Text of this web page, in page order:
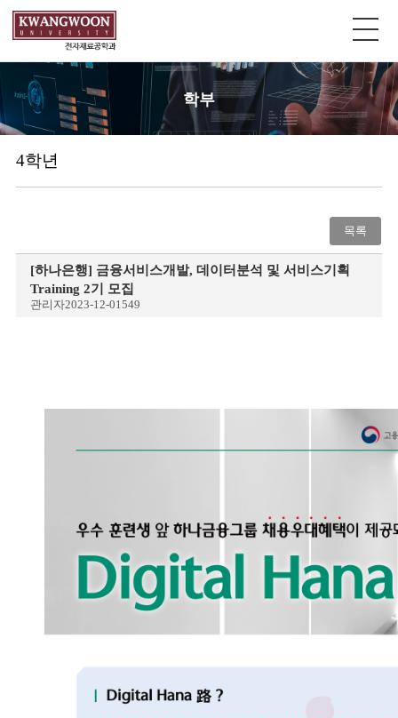
학부
4학년
목록
[하나은행] 금융서비스개발, 데이터분석 및 서비스기획
Training 2기 모집
관리자2023-12-01549